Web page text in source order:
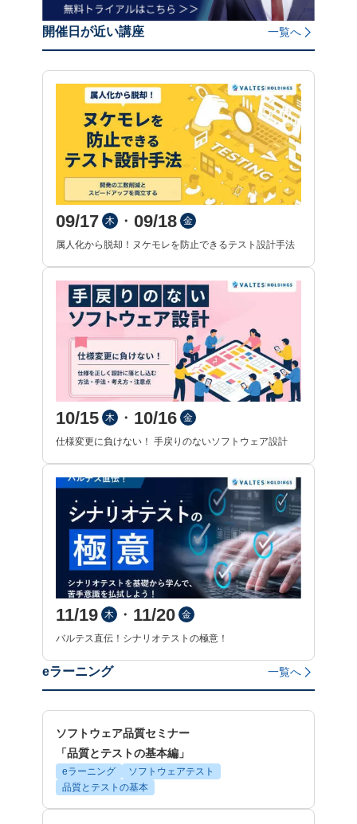
開催日が近い講座 一覧へ
09/17 木 ・ 09/18 金
属人化から脱却！ヌケモレを防止できるテスト設計手法
10/15 木 ・ 10/16 金
仕様変更に負けない！ 手戻りのないソフトウェア設計
11/19 木 ・ 11/20 金
バルテス直伝！シナリオテストの極意！
eラーニング 一覧へ
ソフトウェア品質セミナー
「品質とテストの基本編」
eラーニング
ソフトウェアテスト
品質とテストの基本